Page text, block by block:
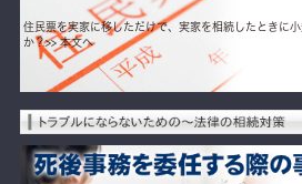
住民票を実家に移しただけで、実家を相続したときに
か？>> 本文へ